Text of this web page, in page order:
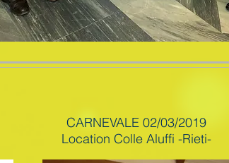
CARNEVALE 02/03/2019
Location Colle Aluffi -Rieti-